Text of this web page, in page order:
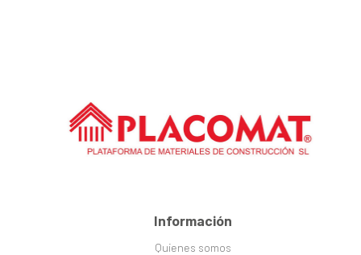
Información
Quienes somos